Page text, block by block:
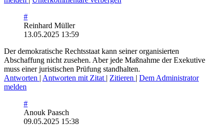
#
Reinhard Müller
13.05.2025 13:59
Der demokratische Rechtsstaat kann seiner organisierten
Abschaffung nicht zusehen. Aber jede Maßnahme der Exekutive
muss einer juristischen Prüfung standhalten.
Antworten | Antworten mit Zitat | Zitieren | Dem Administrator
melden
#
Anouk Paasch
09.05.2025 15:38